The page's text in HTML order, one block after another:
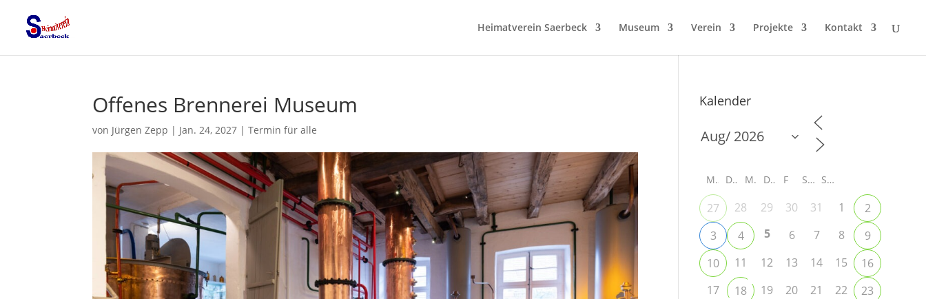
Heimatverein Saerbeck Museum Verein Projekte Kontakt
Offenes Brennerei Museum
von Jürgen Zepp | Jan. 24, 2027 |Termin für alle
Kalender
M D M D F S S
27 28 29 30 31 1
2
3
4 5 6 7 8
9
10
11 12 13 14 15
16
17
18 19 20 21 22
23